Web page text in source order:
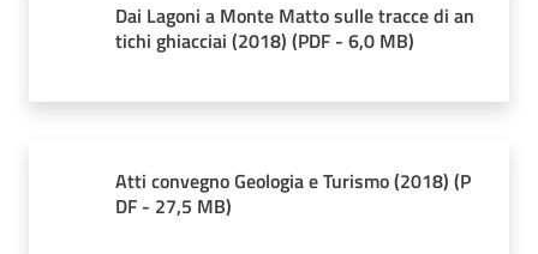
Dai Lagoni a Monte Matto sulle tracce di an
tichi ghiacciai (2018) (PDF - 6,0 MB)
Atti convegno Geologia e Turismo (2018) (P
DF - 27,5 MB)